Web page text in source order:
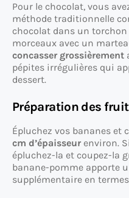
Pour le chocolat, vous
méthode traditionnelle
chocolat dans un torchon
morceaux avec un
concasser grossièrement
pépites irrégulières qui
dessert.
Préparation des
Épluchez vos bananes et
cm d’épaisseur environ.
épluchez-la et coupez-la
banane-pomme apporte
supplémentaire en